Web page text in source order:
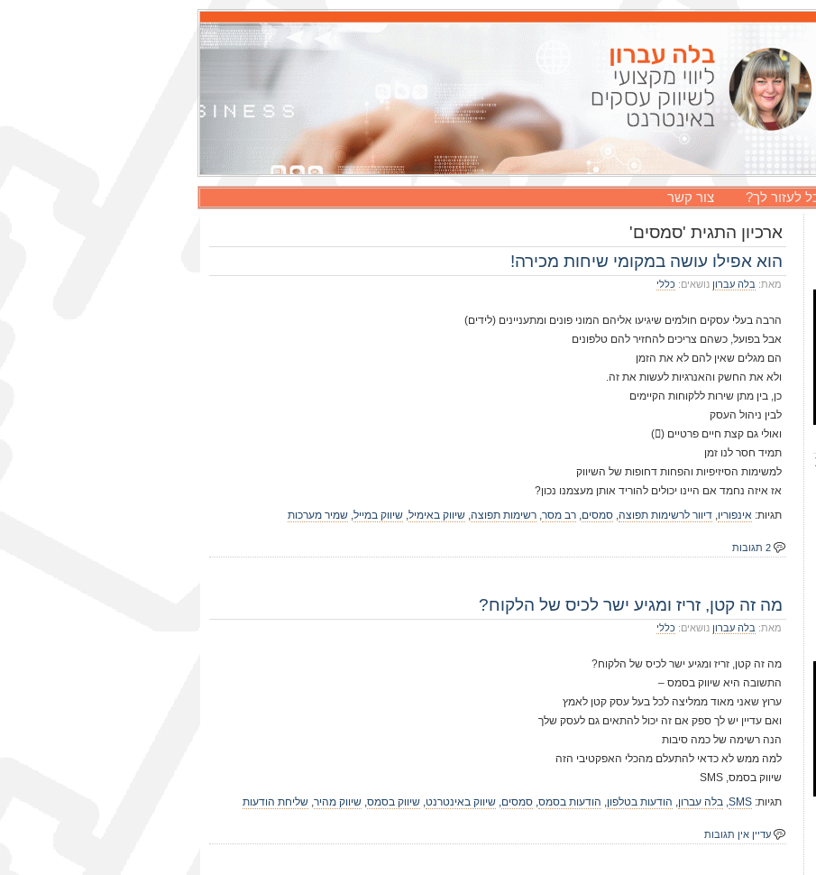
לעזור לך? צור קשר
ארכיון התגית 'סמסים'
הוא אפילו עושה במקומי שיחות מכירה!
מאת: בלה עברון נושאים: כללי
הרבה בעלי עסקים חולמים שיגיעו אליהם המוני פונים ומתעניינים (לידים)
אבל בפועל, כשהם צריכים להחזיר להם טלפונים
הם מגלים שאין להם לא את הזמן
ולא את החשק והאנרגיות לעשות את זה.
כן, בין מתן שירות ללקוחות הקיימים
לבין ניהול העסק
ואולי גם קצת חיים פרטיים ()
תמיד חסר לנו זמן
למשימות הסיזיפיות והפחות דחופות של השיווק
אז איזה נחמד אם היינו יכולים להוריד אותן מעצמנו נכון?
תגיות: אינפוריו, דיוור לרשימות תפוצה, סמסים, רב מסר, רשימות תפוצה, שיווק באימיל, שיווק במייל, שמיר מערכות
2 תגובות
מה זה קטן, זריז ומגיע ישר לכיס של הלקוח?
מאת: בלה עברון נושאים: כללי
מה זה קטן, זריז ומגיע ישר לכיס של הלקוח?
התשובה היא שיווק בסמס –
ערוץ שאני מאוד ממליצה לכל בעל עסק קטן לאמץ
ואם עדיין יש לך ספק אם זה יכול להתאים גם לעסק שלך
הנה רשימה של כמה סיבות
למה ממש לא כדאי להתעלם מהכלי האפקטיבי הזה
שיווק בסמס, SMS
תגיות: SMS בלה עברון הודעות בטלפון הודעות בסמס סמסים שיווק באינטרנט שיווק בסמס שיווק מהיר שליחת הודעות
עדיין אין תגובות